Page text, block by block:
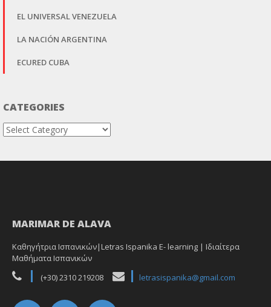
EL UNIVERSAL VENEZUELA
LA NACIÓN ARGENTINA
ECURED CUBA
CATEGORIES
Categories
MARIMAR DE ALAVA
Καθηγήτρια Ισπανικών|Letras Ispanika E- learning | Ιδιαίτερα
Μαθήματα Ισπανικών
(+30) 2310 219208
letrasispanika@gmail.com